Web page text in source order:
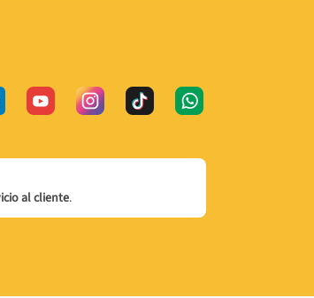
al cliente.